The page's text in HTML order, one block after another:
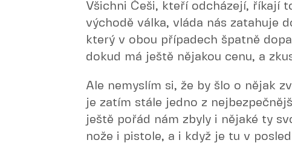
Všichni Češi, kteří odcházejí, říkají
východě válka, vláda nás zatahuje
který v obou případech špatně
dokud má ještě nějakou cenu, a
Ale nemyslím si, že by šlo o nějak
je zatím stále jedno z
ještě pořád nám zbyly i nějaké ty
nože i pistole, a i když je tu v